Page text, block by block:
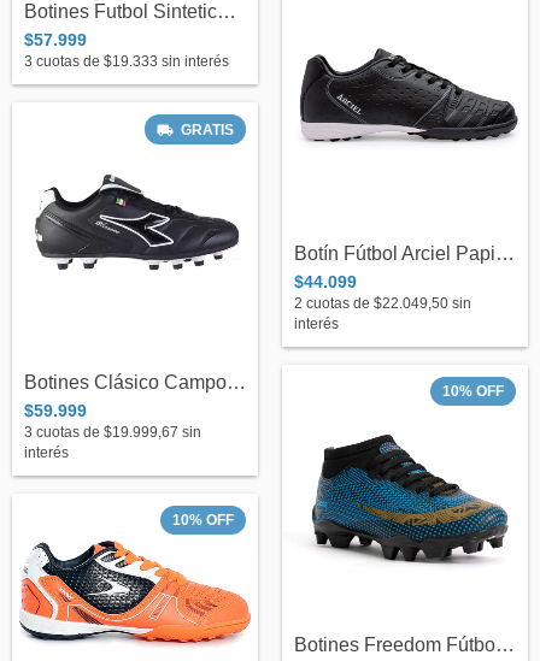
Botines Futbol Sintetico Techno II Junio...
$57.999
3 cuotas de $19.333 sin interés
GRATIS
Botines Clásico Campo Kids - Diadora
$59.999
3 cuotas de $19.999,67 sin
interés
Botín Fútbol Arciel Papi Fútbol C/ Negro...
$44.099
2 cuotas de $22.049,50 sin
interés
10% OFF
10% OFF
Botines Freedom Fútbol Con Media Modelo...